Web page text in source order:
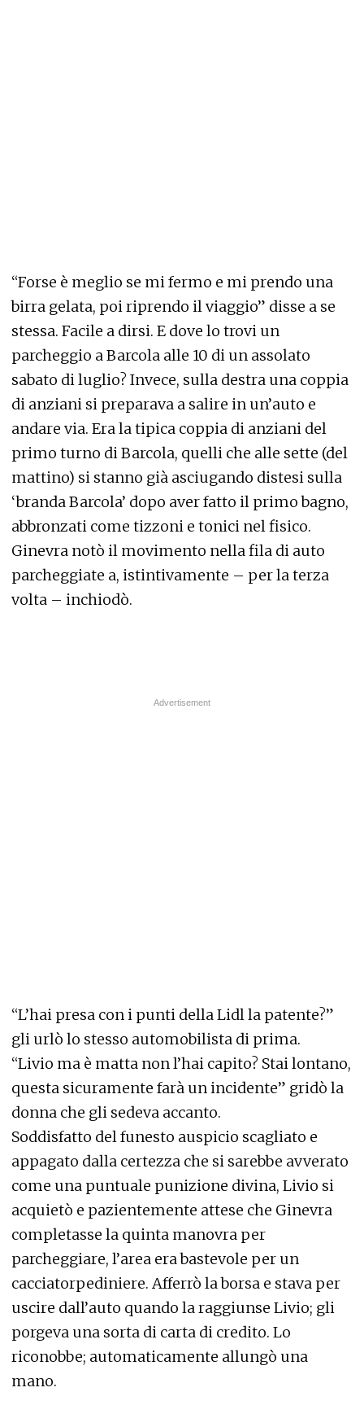
“Forse è meglio se mi fermo e mi prendo una
birra gelata, poi riprendo il viaggio” disse a se
stessa. Facile a dirsi. E dove lo trovi un
parcheggio a Barcola alle 10 di un assolato
sabato di luglio? Invece, sulla destra una coppia
di anziani si preparava a salire in un’auto e
andare via. Era la tipica coppia di anziani del
primo turno di Barcola, quelli che alle sette (del
mattino) si stanno già asciugando distesi sulla
‘branda Barcola’ dopo aver fatto il primo bagno,
abbronzati come tizzoni e tonici nel fisico.
Ginevra notò il movimento nella fila di auto
parcheggiate a, istintivamente – per la terza
volta – inchiodò.
“L’hai presa con i punti della Lidl la patente?”
gli urlò lo stesso automobilista di prima.
“Livio ma è matta non l’hai capito? Stai lontano,
questa sicuramente farà un incidente” gridò la
donna che gli sedeva accanto.
Soddisfatto del funesto auspicio scagliato e
appagato dalla certezza che si sarebbe avverato
come una puntuale punizione divina, Livio si
acquietò e pazientemente attese che Ginevra
completasse la quinta manovra per
parcheggiare, l’area era bastevole per un
cacciatorpediniere. Afferrò la borsa e stava per
uscire dall’auto quando la raggiunse Livio; gli
porgeva una sorta di carta di credito. Lo
riconobbe; automaticamente allungò una
mano.